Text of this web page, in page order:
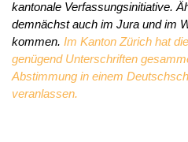
kantonale Verfassungsinitiative.
demnächst auch im Jura und im
kommen. Im Kanton Zürich hat
genügend Unterschriften
Abstimmung in einem
veranlassen.